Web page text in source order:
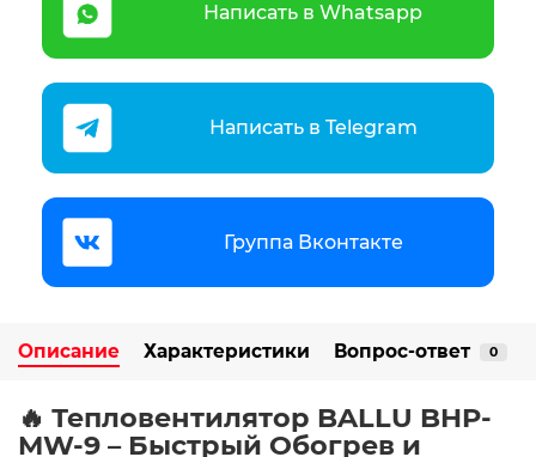
Написать в Whatsapp
Написать в Telegram
Группа Вконтакте
Описание Характеристики Вопрос-ответ 0
🔥 Тепловентилятор BALLU BHP-
MW-9 – Быстрый Обогрев и